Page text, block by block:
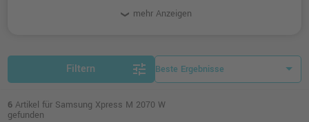
originalen Toner von Samsung
greifen.
mehr Anzeigen
Filtern tune
6 Artikel für Samsung Xpress M 2070 W
gefunden